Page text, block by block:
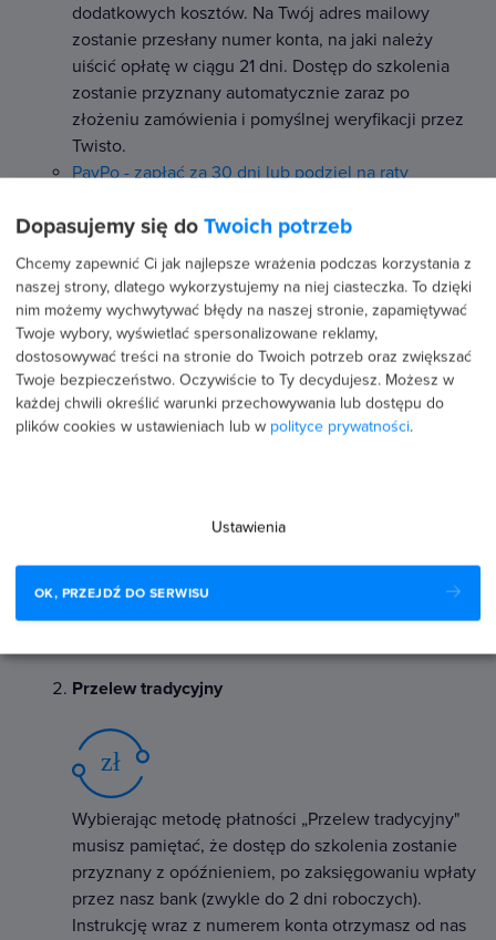
dodatkowych kosztów. Na Twój adres mailowy
zostanie przesłany numer konta, na jaki należy
uiścić opłatę w ciągu 21 dni. Dostęp do szkolenia
zostanie przyznany automatycznie zaraz po
złożeniu zamówienia i pomyślnej weryfikacji przez
Twisto.
PayPo - zapłać za 30 dni lub podziel na raty
Z PayPo odbierasz kursy i rozpoczynasz naukę teraz
za darmo, a płacisz nawet 30 dni po złożeniu
zamówienia. Bez żadnych kosztów i rejestracji. Jeśli
potrzebujesz więcej czasu - rozkładasz płatność na
wygodne raty. W zależności od kwoty, na którą
realizujesz zamówienie PayPo zaproponuje Ci po
finalizacji transakcji i upłynięciu 30 dni możliwość
PayPo korzysta już ponad 1 000 000 klientów w
metodą płatności w ponad 25 000 sklepów
Przelew tradycyjny
Wybierając metodę płatności „Przelew tradycyjny"
musisz pamiętać, że dostęp do szkolenia zostanie
przyznany z opóźnieniem, po zaksięgowaniu wpłaty
przez nasz bank (zwykle do 2 dni roboczych).
Instrukcję wraz z numerem konta otrzymasz od nas
Dopasujemy się do Twoich potrzeb
Chcemy zapewnić Ci jak najlepsze wrażenia podczas korzystania z
naszej strony, dlatego wykorzystujemy na niej ciasteczka. To dzięki
nim możemy wychwytywać błędy na naszej stronie, zapamiętywać
Twoje wybory, wyświetlać spersonalizowane reklamy,
dostosowywać treści na stronie do Twoich potrzeb oraz zwiększać
Twoje bezpieczeństwo. Oczywiście to Ty decydujesz. Możesz w
każdej chwili określić warunki przechowywania lub dostępu do
plików cookies w ustawieniach lub w polityce prywatności.
Ustawienia
OK, PRZEJDŹ DO SERWISU